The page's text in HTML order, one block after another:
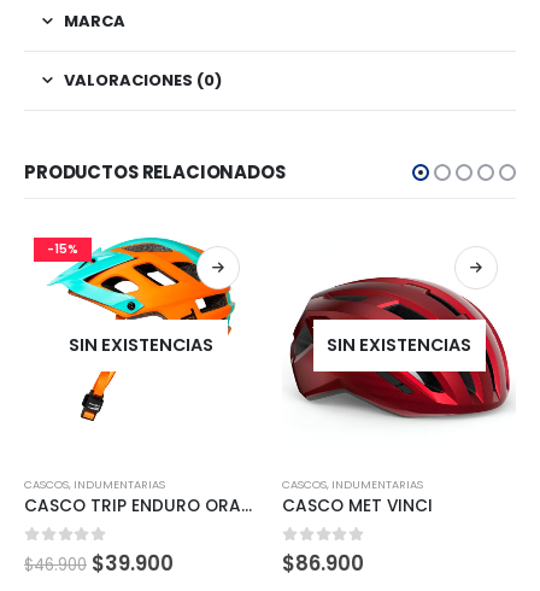
MARCA
VALORACIONES (0)
PRODUCTOS RELACIONADOS
-15%
SIN EXISTENCIAS
CASCOS, INDUMENTARIAS
CASCO TRIP ENDURO ORANGE
0 out of 5
$46.900 $39.900
SIN EXISTENCIAS
CASCOS, INDUMENTARIAS
CASCO MET VINCI
0 out of 5
$86.900